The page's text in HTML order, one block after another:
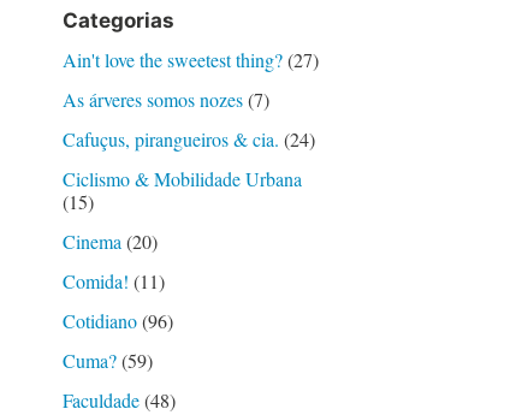
Categorias
Ain't love the sweetest thing?(27)
As árveres somos nozes(7)
Cafuçus, pirangueiros & cia. (24)
Ciclismo & Mobilidade Urbana
(15)
Cinema(20)
Comida! (11)
Cotidiano(96)
Cuma?(59)
Faculdade(48)